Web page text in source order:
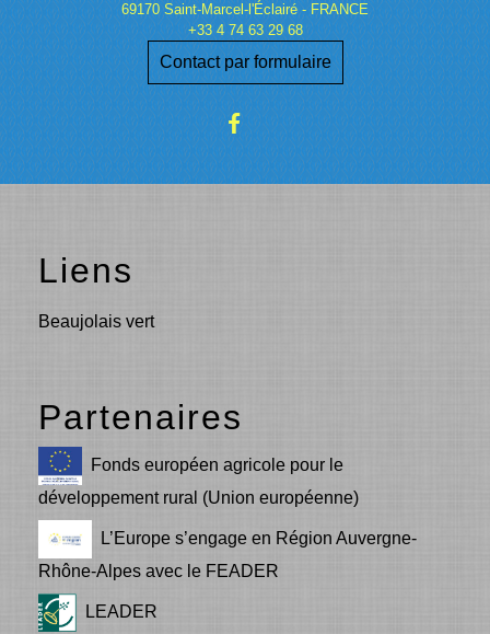
69170 Saint-Marcel-l'Éclairé - FRANCE
+33 4 74 63 29 68
Contact par formulaire
Liens
Beaujolais vert
Partenaires
Fonds européen agricole pour le
développement rural (Union européenne)
L’Europe s’engage en Région Auvergne-
Rhône-Alpes avec le FEADER
LEADER